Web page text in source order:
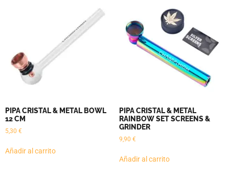
PIPA CRISTAL & METAL BOWL
12 CM
5,30 €
Añadir al carrito
PIPA CRISTAL & METAL
RAINBOW SET SCREENS &
GRINDER
9,90 €
Añadir al carrito